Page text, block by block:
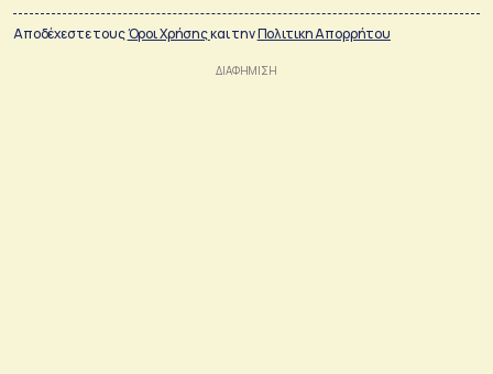
Αποδέχεστε τουςΌροι Χρήσηςκαι τηνΠολιτικη Απορρήτου